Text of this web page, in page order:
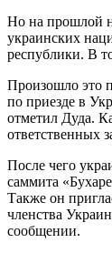
Но на прошлой
украинских
республики. В
Произошло это
по приезде в
отметил Дуда.
ответственных
После чего
саммита
Также он
членства
сообщении.